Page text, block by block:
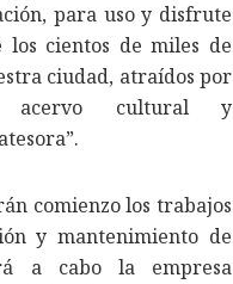
para uso y disfrute
los cientos de miles de
ciudad, atraídos por
acervo cultural y
comienzo los trabajos
y mantenimiento de
a cabo la empresa